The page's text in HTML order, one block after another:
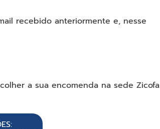
recebido anteriormente e, nesse
a sua encomenda na sede Zicofa